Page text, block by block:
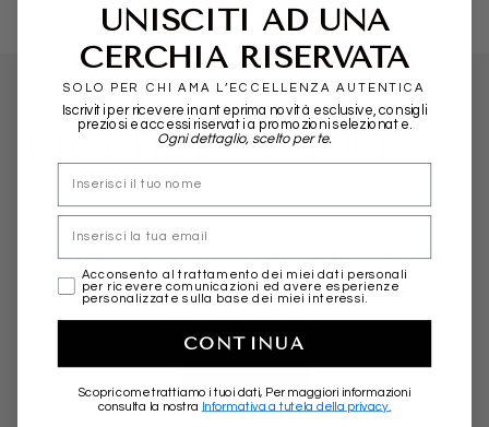
WHAT THEY SAY ABOUT US...
Friendly, professional and fast in shipping.
More than positive experience. Highly
recommended!
★★★★★
UNISCITI AD UNA
CERCHIA RISERVATA
SOLO PER CHI AMA L’ECCELLENZA AUTENTICA
Iscriviti per ricevere in anteprima novità esclusive, consigli
preziosi e accessi riservati a promozioni selezionate.
Ogni dettaglio, scelto per te.
nome
Email
marketing
Acconsento al trattamento dei miei dati personali
per ricevere comunicazioni ed avere esperienze
personalizzate sulla base dei miei interessi.
CONTINUA
Scopri come trattiamo i tuoi dati, Per maggiori informazioni
consulta la nostra Informativa a tutela della privacy.